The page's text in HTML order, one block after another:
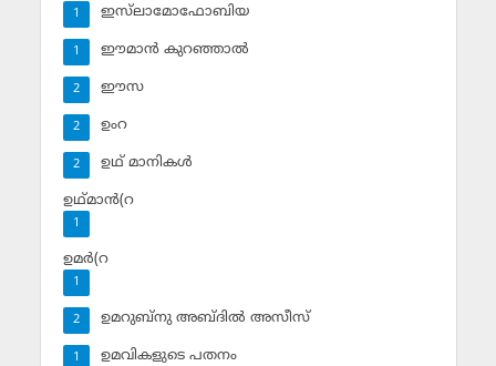
ഇസ്‌ലാമോഫോബിയ
1
ഈമാന്‍ കുറഞ്ഞാല്‍
1
ഈസ
2
ഉംറ
2
ഉഥ് മാനികള്‍
2
ഉഥ്മാന്‍(റ
1
ഉമര്‍(റ
1
ഉമറുബ്‌നു അബ്ദില്‍ അസീസ്‌
2
ഉമവികളുടെ പതനം
1